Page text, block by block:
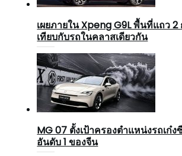
เผยภายใน Xpeng G9L พื้นที่แถว 2
เทียบกับรถในคลาสเดียวกัน
MG 07 ตั้งเป้าครองตำแหน่งรถเก๋
อันดับ 1 ของจีน